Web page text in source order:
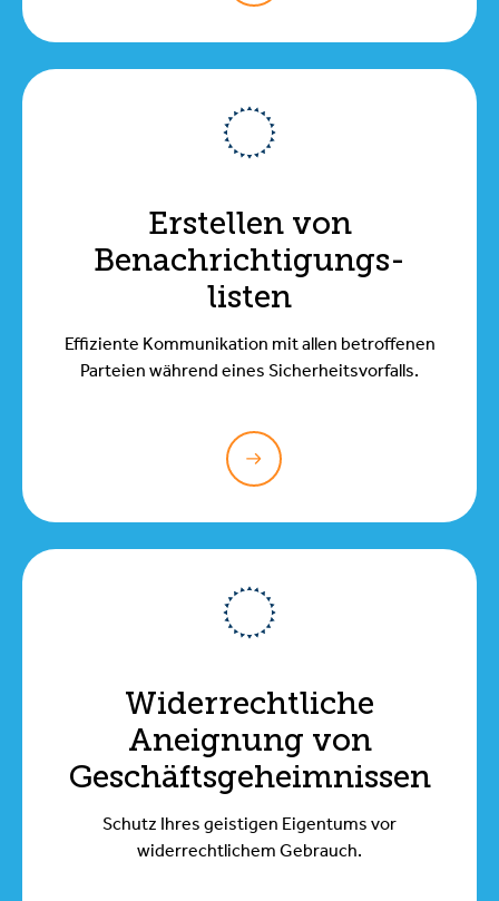
Erstellen von
Benachrichtigungs-
listen
Effiziente Kommunikation mit allen betroffenen
Parteien während eines Sicherheitsvorfalls.
Widerrechtliche
Aneignung von
Geschäftsgeheimnissen
Schutz Ihres geistigen Eigentums vor
widerrechtlichem Gebrauch.